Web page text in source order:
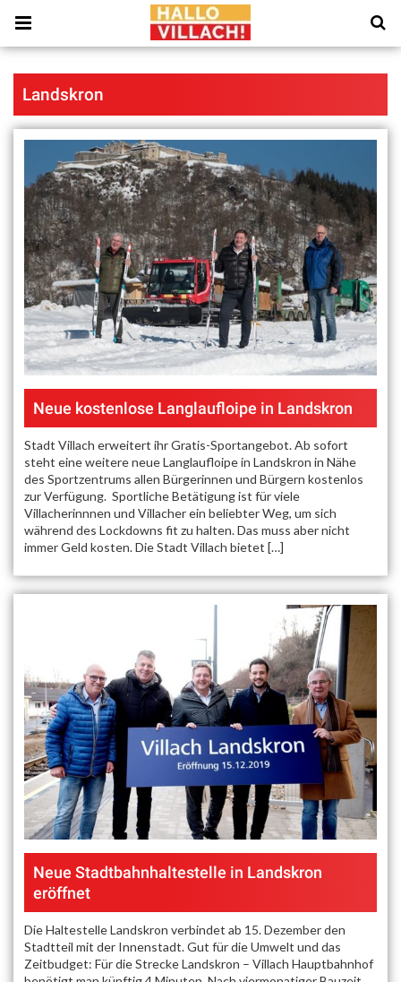
Landskron
Neue kostenlose Langlaufloipe in Landskron
Stadt Villach erweitert ihr Gratis-Sportangebot. Ab sofort
steht eine weitere neue Langlaufloipe in Landskron in Nähe
des Sportzentrums allen Bürgerinnen und Bürgern kostenlos
zur Verfügung. Sportliche Betätigung ist für viele
Villacherinnnen und Villacher ein beliebter Weg, um sich
während des Lockdowns fit zu halten. Das muss aber nicht
immer Geld kosten. Die Stadt Villach bietet […]
Neue Stadtbahnhaltestelle in Landskron
eröffnet
Die Haltestelle Landskron verbindet ab 15. Dezember den
Stadtteil mit der Innenstadt. Gut für die Umwelt und das
Zeitbudget: Für die Strecke Landskron – Villach Hauptbahnhof